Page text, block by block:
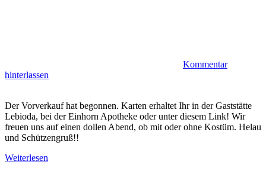
Kommentar
hinterlassen
Der Vorverkauf hat begonnen. Karten erhaltet Ihr in der Gaststätte
Lebioda, bei der Einhorn Apotheke oder unter diesem Link! Wir
freuen uns auf einen dollen Abend, ob mit oder ohne Kostüm. Helau
und Schützengruß!!
Weiterlesen